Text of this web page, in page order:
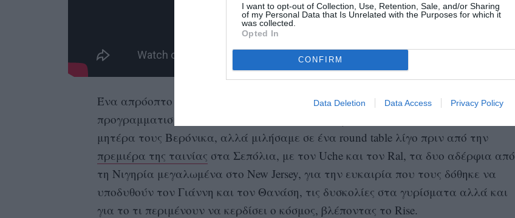
I want to opt-out of Collection, Use, Retention, Sale, and/or Sharing
of my Personal Data that Is Unrelated with the Purposes for which it
was collected.
Opted In
CONFIRM
Data Deletion Data Access Privacy Policy
Ένα απρόοπτο γεγονός στην οικογένεια του Γιάννη δεν κατέστησε εφικτή την
προγραμματισμένη μας συνάντηση με τα αδέρφια Αντετοκούνμπο και τη
μητέρα τους Βερόνικα, αλλά μιλήσαμε σε ένα round table λίγο πριν από την
πρεμιέρα της ταινίας στα Σεπόλια, με τον Uche και τον Ral, τα δυο αδέρφια από
τη Νιγηρία μεγαλωμένα στο New Jersey, για την ευκαιρία που τους δόθηκε να
υποδυθούν τον Γιάννη και τον Θανάση, τις δυσκολίες στα γυρίσματα αλλά και
για το τι περιμένουν να κερδίσει ο κόσμος, βλέποντας τo Rise.